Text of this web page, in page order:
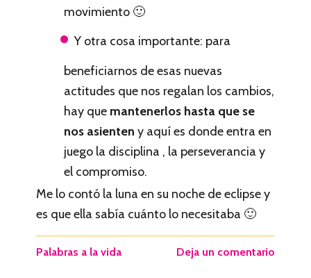
movimiento 🙂
Y otra cosa importante: para
beneficiarnos de esas nuevas
actitudes que nos regalan los cambios,
hay que mantenerlos hasta que se
nos asienten y aquí es donde entra en
juego la disciplina , la perseverancia y
el compromiso.
Me lo contó la luna en su noche de eclipse y
es que ella sabía cuánto lo necesitaba 🙂
Palabras a la vida Deja un comentario